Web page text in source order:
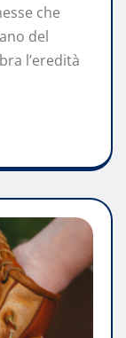
che
del
l’eredità